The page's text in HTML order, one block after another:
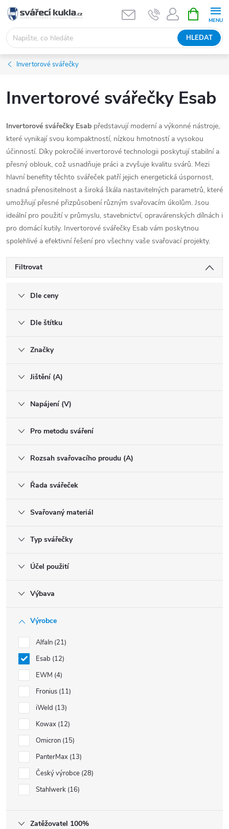
Přejít na obsah
HLEDAT
Invertorové svářečky
Invertorové svářečky Esab
Invertorové svářečky Esab představují moderní a výkonné nástroje,
které vynikají svou kompaktností, nízkou hmotností a vysokou
účinností. Díky pokročilé invertorové technologii poskytují stabilní a
přesný oblouk, což usnadňuje práci a zvyšuje kvalitu svárů. Mezi
hlavní benefity těchto svářeček patří jejich energetická úspornost,
snadná přenositelnost a široká škála nastavitelných parametrů, které
umožňují přesné přizpůsobení různým svařovacím úkolům. Jsou
ideální pro použití v průmyslu, stavebnictví, opravárenských dílnách i
pro domácí kutily. Invertorové svářečky Esab vám poskytnou
spolehlivé a efektivní řešení pro všechny vaše svařovací projekty.
Filtrovat
Dle ceny
Dle štítku
Značky
Jištění (A)
Napájení (V)
Pro metodu sváření
Rozsah svařovacího proudu (A)
Řada svářeček
Svařovaný materiál
Typ svářečky
Účel použití
Výbava
Výrobce
AlfaIn 21
Esab 12
EWM 4
Fronius 11
iWeld 13
Kowax 12
Omicron 15
PanterMax 13
Český výrobce 28
Stahlwerk 16
Zatěžovatel 100%